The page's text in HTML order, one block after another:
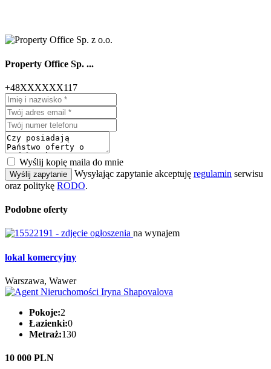
Property Office Sp. ...
+48XXXXXX117
Wyślij kopię maila do mnie
Wyślij zapytanie Wysyłając zapytanie akceptuję regulamin serwisu
oraz politykę RODO.
Podobne oferty
na wynajem
lokal komercyjny
Warszawa, Wawer
Pokoje:2
Łazienki:0
Metraż:130
10 000 PLN